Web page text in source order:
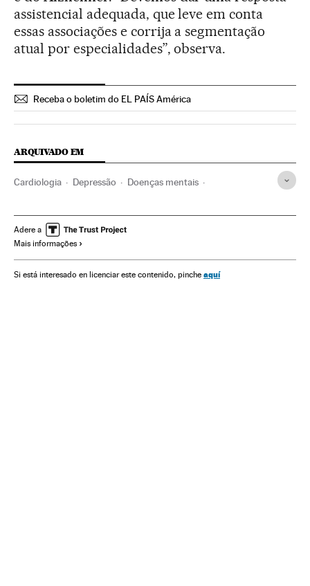
assistencial adequada, que leve em conta
essas associações e corrija a segmentação
atual por especialidades”, observa.
Receba o boletim do EL PAÍS América
ARQUIVADO EM
Cardiologia Depressão Doenças mentais
Medicina Espanha Saúde
Adere a
Mais informações
Si está interesado en licenciar este contenido, pinche aquí